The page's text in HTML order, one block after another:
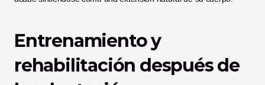
Entrenamiento y
rehabilitación después de